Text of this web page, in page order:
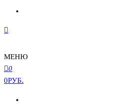
МЕНЮ
0
0РУБ.